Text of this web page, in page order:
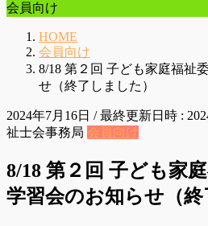
会員向け
HOME
会員向け
8/18 第２回 子ども家庭福祉
せ（終了しました）
2024年7月16日 / 最終更新日時 :
祉士会事務局 会員向け
8/18 第２回 子ども家
学習会のお知らせ（終